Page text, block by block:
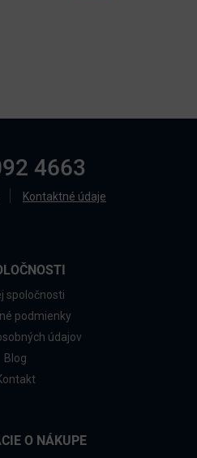
4663
Kontaktné údaje
spoločnosti
podmienky
údajov
Blog
O NÁKUPE